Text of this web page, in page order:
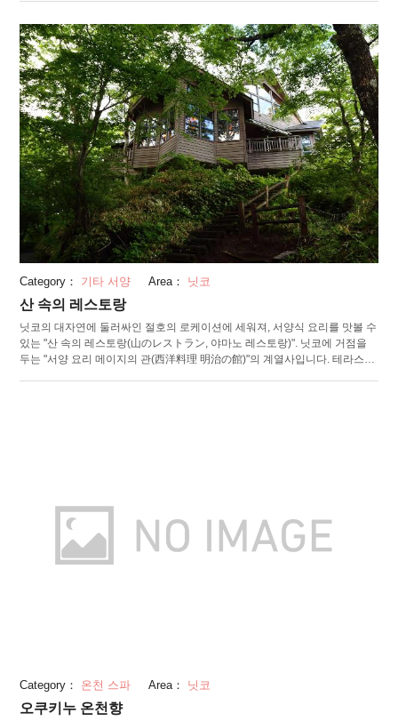
고도 불리기도 합니다. 후타라산의 “후타라”란, 관음 정토의 “후타라쿠(補陀
洛)”에서 붙여진 것이라 여겨져 “닛코”란 지명의 유래와도 연결된다는 설도 있
습니다. 또한, 기슭에 펼쳐진 호수나 폭포, 초원이나 습원은, 난타이산의 분화
활동에 인해 생겨난 것. 그 일대를 통해서 자연의 박력을 느낄 수 있습니다. 등
산지로도 인기 있는 난타이산은, 당일치기로도 즐길 수 있습니다. 매년 7월
31일에 등배제(登拝祭)가 개최되어, 익일 심야에는 많은 사람이 산정을 목표
로 등산을 시작합니다.
Category： 기타 서양 Area： 닛코
산 속의 레스토랑
닛코의 대자연에 둘러싸인 절호의 로케이션에 세워져, 서양식 요리를 맛볼 수
있는 "산 속의 레스토랑(山のレストラン, 야마노 레스토랑)". 닛코에 거점을
두는 "서양 요리 메이지의 관(西洋料理 明治の館)"의 계열사입니다. 테라스석
Category： 온천 스파 Area： 닛코
오쿠키누 온천향